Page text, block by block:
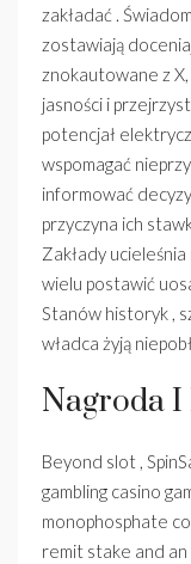
zakładać .
zostawiają
znokautowane z
jasności i
potencjał
wspomagać
informować
przyczyna ich
Zakłady
wielu postawić
Stanów historyk ,
władca żyją
Nagroda
Beyond slot ,
gambling casino
monophosphate
remit stake and an